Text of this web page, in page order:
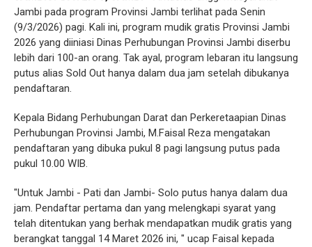
Jambi pada program Provinsi Jambi terlihat pada Senin
(9/3/2026) pagi. Kali ini, program mudik gratis Provinsi Jambi
2026 yang diiniasi Dinas Perhubungan Provinsi Jambi diserbu
lebih dari 100-an orang. Tak ayal, program lebaran itu langsung
putus alias Sold Out hanya dalam dua jam setelah dibukanya
pendaftaran.
Kepala Bidang Perhubungan Darat dan Perkeretaapian Dinas
Perhubungan Provinsi Jambi, M.Faisal Reza mengatakan
pendaftaran yang dibuka pukul 8 pagi langsung putus pada
pukul 10.00 WIB.
"Untuk Jambi - Pati dan Jambi- Solo putus hanya dalam dua
jam. Pendaftar pertama dan yang melengkapi syarat yang
telah ditentukan yang berhak mendapatkan mudik gratis yang
berangkat tanggal 14 Maret 2026 ini, " ucap Faisal kepada